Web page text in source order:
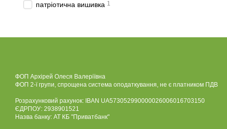
патріотична вишивка 1
ФОП Архірей Олеся Валеріївна
ФОП 2-ї групи, спрощена система оподаткування, не є платником ПДВ
Розрахунковий рахунок: IBAN UA573052990000026006016703150
ЄДРПОУ: 2938901521
Назва банку: АТ КБ "Приватбанк"